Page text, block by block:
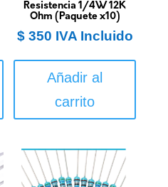
Resistencia 1/4W 12K
Ohm (Paquete x10)
$350 IVA Incluido
Añadir al
carrito